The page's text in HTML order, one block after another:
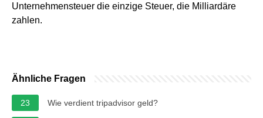
Unternehmensteuer die einzige Steuer, die Milliardäre
zahlen.
Ähnliche Fragen
23 Wie verdient tripadvisor geld?